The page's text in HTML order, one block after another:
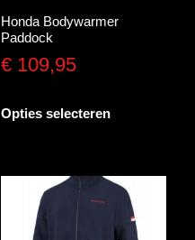
Honda Bodywarmer
Paddock
€109,95
Opties selecteren
meerdere
variaties.
Deze